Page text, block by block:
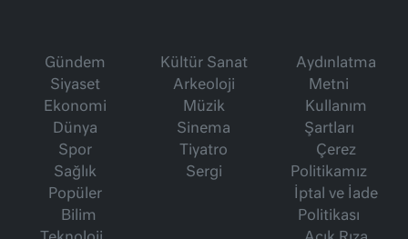
Gündem
Siyaset
Ekonomi
Dünya
Spor
Sağlık
Popüler
Bilim
Kültür Sanat
Arkeoloji
Müzik
Sinema
Tiyatro
Sergi
Aydınlatma
Metni
Kullanım
Şartları
Çerez
Politikamız
İptal ve İade
Politikası